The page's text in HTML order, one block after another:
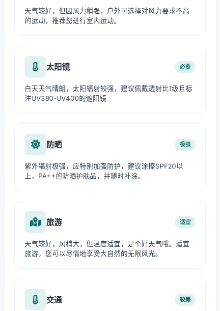
天气较好，但因风力稍强，户外可选择对风力要求不高
的运动，推荐您进行室内运动。
太阳镜 必要
白天天气晴朗，太阳辐射较强，建议佩戴透射比1级且标
注UV380-UV400的遮阳镜
防晒 极强
紫外辐射极强，应特别加强防护，建议涂擦SPF20以
上，PA++的防晒护肤品，并随时补涂。
旅游 适宜
天气较好，风稍大，但温度适宜，是个好天气哦。适宜
旅游，您可以尽情地享受大自然的无限风光。
交通 较差